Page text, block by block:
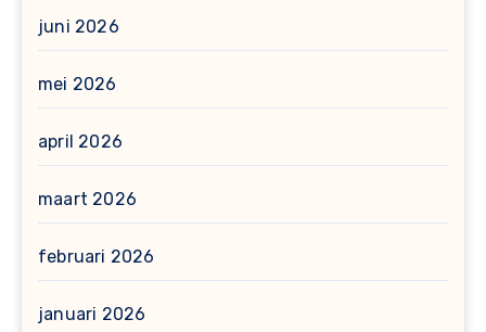
juni 2026
mei 2026
april 2026
maart 2026
februari 2026
januari 2026